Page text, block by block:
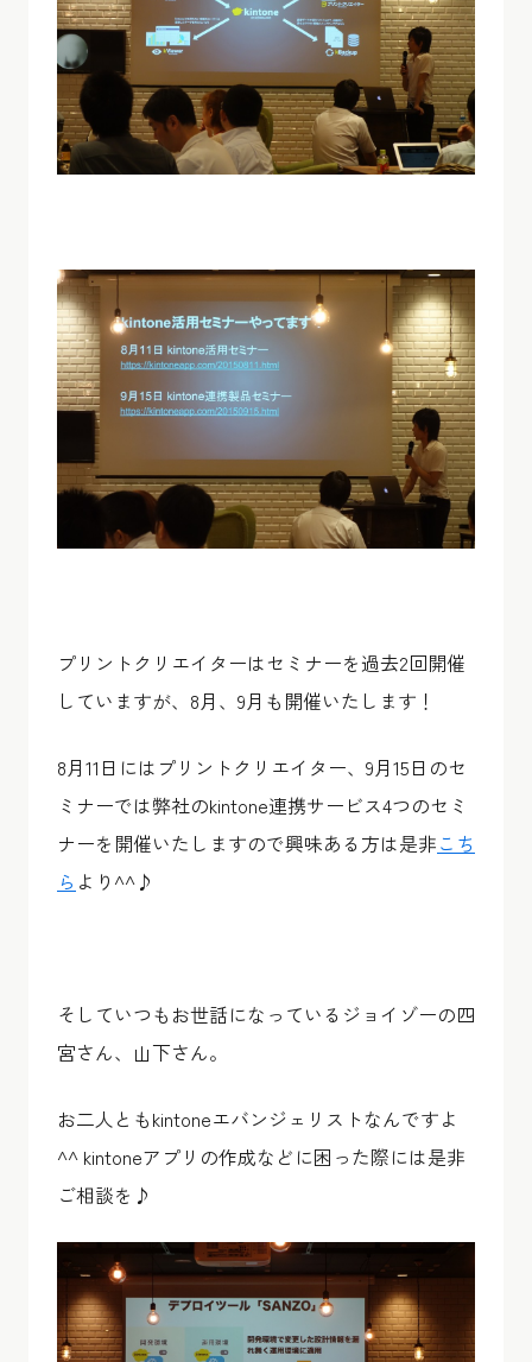
プリントクリエイターはセミナーを過去2回開催
していますが、8月、9月も開催いたします！
8月11日にはプリントクリエイター、9月15日のセ
ミナーでは弊社のkintone連携サービス4つのセミ
ナーを開催いたしますので興味ある方は是非こち
ら より^^♪
そしていつもお世話になっているジョイゾーの四
宮さん、山下さん。
お二人ともkintoneエバンジェリストなんですよ
^^ kintoneアプリの作成などに困った際には是非
ご相談を♪